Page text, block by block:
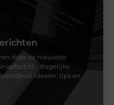
door de nieuwste
– dagelijks
ideeën, tips en